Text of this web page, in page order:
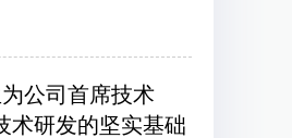
公司首席技术
术研发的坚实基础